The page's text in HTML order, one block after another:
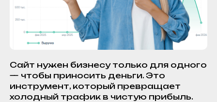
Сайт нужен бизнесу только для одного
— чтобы приносить деньги. Это
инструмент, который превращает
холодный трафик в чистую прибыль.